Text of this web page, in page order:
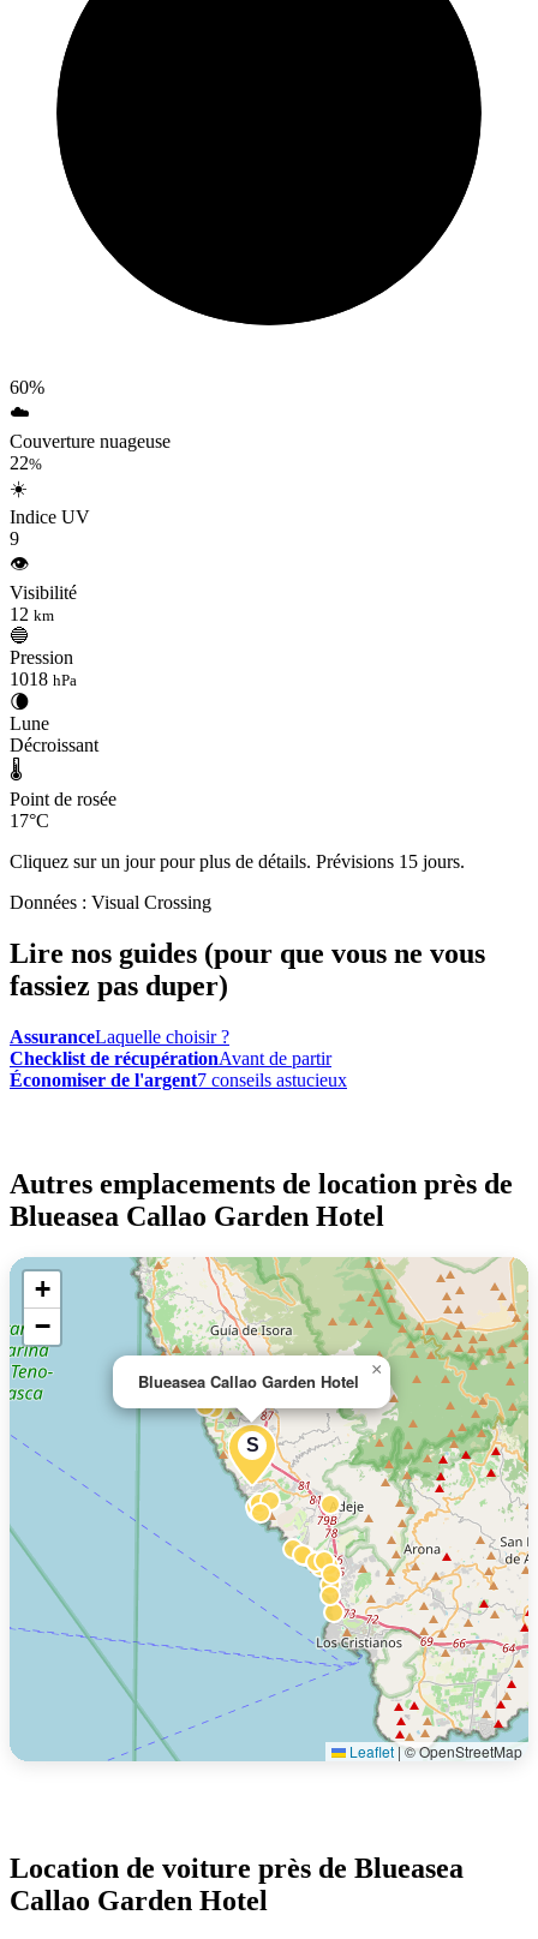
60%
☁️
Couverture nuageuse
22%
☀️
Indice UV
9
👁️
Visibilité
12 km
🔵
Pression
1018 hPa
🌘
Lune
Décroissant
🌡️
Point de rosée
17°C
Cliquez sur un jour pour plus de détails. Prévisions 15 jours.
Données : Visual Crossing
Lire nos guides (pour que vous ne vous
fassiez pas duper)
AssuranceLaquelle choisir ?
Checklist de récupérationAvant de partir
Économiser de l'argent7 conseils astucieux
Autres emplacements de location près de
Blueasea Callao Garden Hotel
S
Blueasea Callao Garden Hotel
×
+
−
Leaflet |© OpenStreetMap
Location de voiture près de Blueasea
Callao Garden Hotel